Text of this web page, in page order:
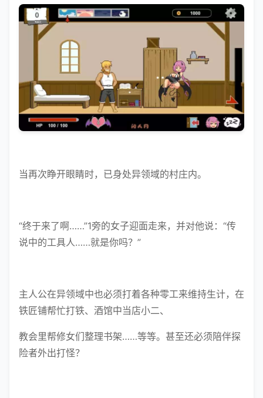
当再次睁开眼睛时，已身处异领域的村庄内。
“终于来了啊……”1旁的女子迎面走来，并对他说：“传
说中的工具人……就是你吗？”
主人公在异领域中也必须打着各种零工来维持生计，在
铁匠铺帮忙打铁、酒馆中当店小二、
教会里帮修女们整理书架……等等。甚至还必须陪伴探
险者外出打怪？